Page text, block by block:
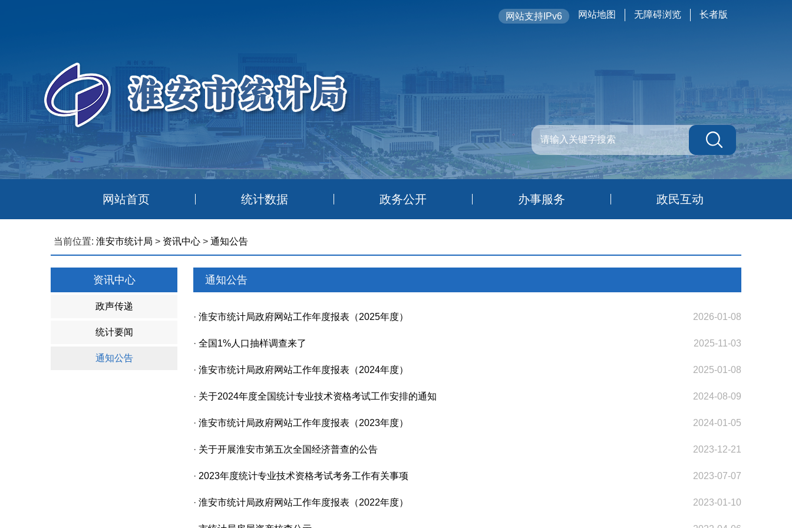
网站支持IPv6 网站地图 无障碍浏览 长者版
网站首页 统计数据 政务公开 办事服务 政民互动
当前位置: 淮安市统计局 > 资讯中心 > 通知公告
资讯中心
政声传递
统计要闻
通知公告
通知公告
2026-01-08
· 淮安市统计局政府网站工作年度报表（2025年度）
2025-11-03
· 全国1%人口抽样调查来了
2025-01-08
· 淮安市统计局政府网站工作年度报表（2024年度）
2024-08-09
· 关于2024年度全国统计专业技术资格考试工作安排的通知
2024-01-05
· 淮安市统计局政府网站工作年度报表（2023年度）
2023-12-21
· 关于开展淮安市第五次全国经济普查的公告
2023-07-07
· 2023年度统计专业技术资格考试考务工作有关事项
2023-01-10
· 淮安市统计局政府网站工作年度报表（2022年度）